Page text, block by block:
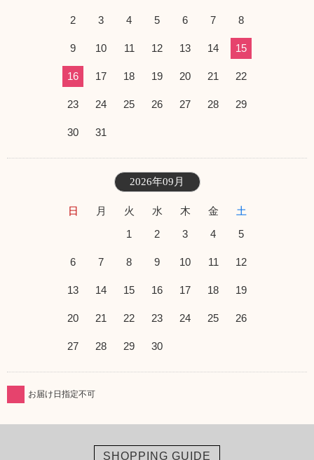
2 3 4 5 6 7 8
9 10 11 12 13 14 15
16 17 18 19 20 21 22
23 24 25 26 27 28 29
30 31
2026年09月
日 月 火 水 木 金
土
1
2 3 4 5
6 7 8 9 10 11 12
13 14 15 16 17 18 19
20 21 22 23 24 25 26
27 28 29 30
お届け日指定不可
SHOPPING GUIDE